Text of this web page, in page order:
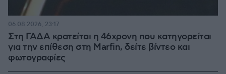
Στη ΓΑΔΑ κρατείται η 46χρονη που κατηγορείται
για την επίθεση στη Marfin, δείτε βίντεο και
φωτογραφίες
06.08.2026, 23:17